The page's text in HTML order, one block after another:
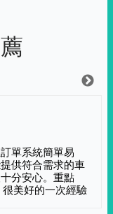
單系統簡單易
供符合需求的車
分安心。重點
美好的一次經驗